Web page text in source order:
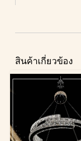
สินค้าเกี่ยวข้อง